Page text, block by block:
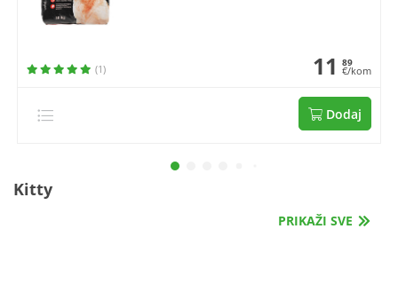
(1) 11 89
€/kom
Dodaj
Kitty
PRIKAŽI SVE